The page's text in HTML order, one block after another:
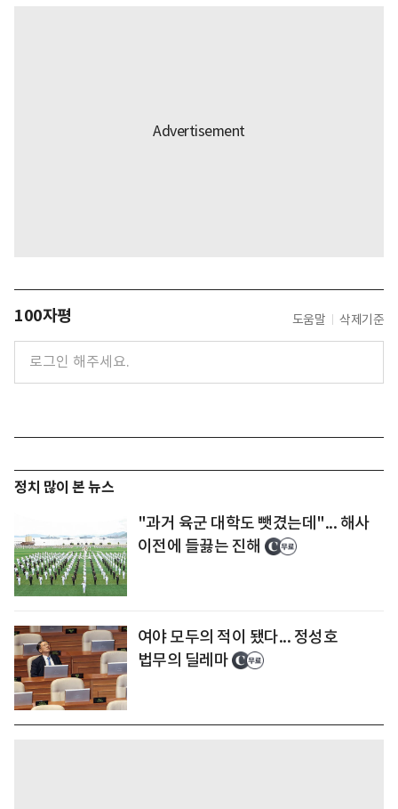
100자평 도움말 삭제기준
정치 많이 본 뉴스
"과거 육군 대학도 뺏겼는데"... 해사
이전에 들끓는 진해
여야 모두의 적이 됐다... 정성호
법무의 딜레마